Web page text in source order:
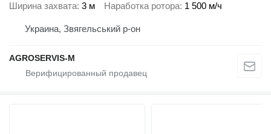
Ширина захвата 3 м Наработка ротора 1 500 м/ч
Украина, Звягельський р-он
AGROSERVIS-M